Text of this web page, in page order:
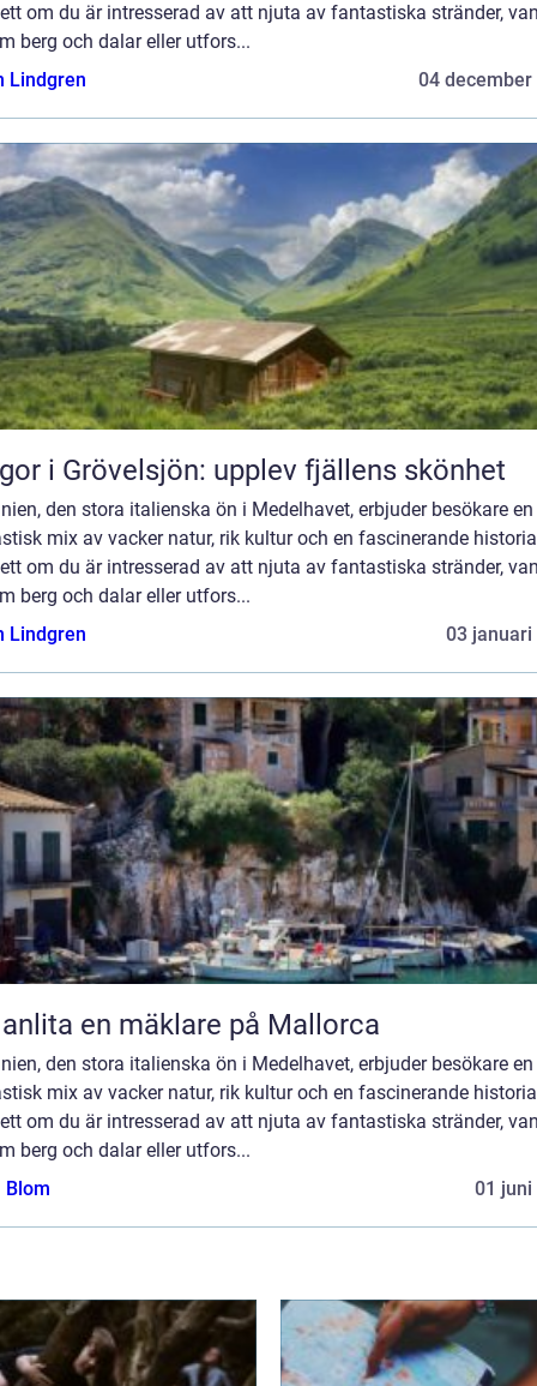
om du är intresserad av att njuta av fantastiska stränder,
berg och dalar eller utfors...
Lindgren
04 december
i Grövelsjön: upplev fjällens skönhet
den stora italienska ön i Medelhavet, erbjuder besökare en
mix av vacker natur, rik kultur och en fascinerande
om du är intresserad av att njuta av fantastiska stränder,
berg och dalar eller utfors...
Lindgren
03 januari
en mäklare på Mallorca
den stora italienska ön i Medelhavet, erbjuder besökare en
mix av vacker natur, rik kultur och en fascinerande
om du är intresserad av att njuta av fantastiska stränder,
berg och dalar eller utfors...
Blom
01 juni